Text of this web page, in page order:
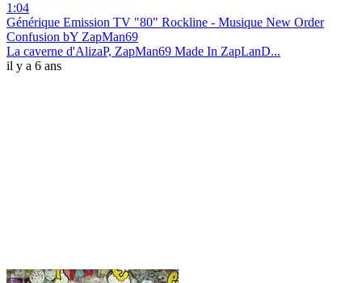
1:04
Générique Emission TV "80" Rockline - Musique New Order
Confusion bY ZapMan69
La caverne d'AlizaP, ZapMan69 Made In ZapLanD...
il y a 6 ans